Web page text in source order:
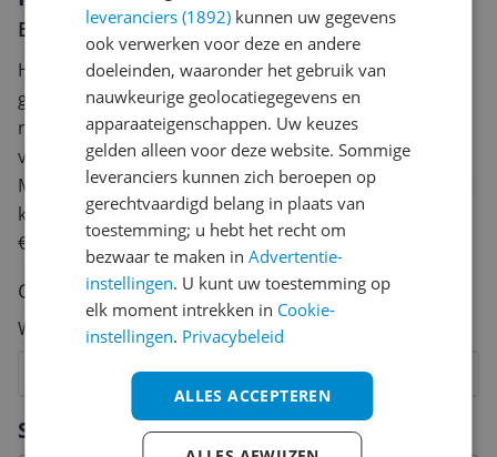
Specificaties
Er zijn nog geen reviews geschreven
Heb jij dit product in bezit en wil je graag je mening
geven? Start dan hieronder met het schrijven van je
review. Afhankelijk van de details duurt het schrijven
van een review gemiddeld tussen de 3 en 10 minuten.
Met jouw mening help je andere bezoekers een betere
keuze te maken én maak je iedere maand kans op
€250,-!
Klik hier voor de actievoorwaarden.
Cijfer
Welk cijfer geef jij dit product?
8
7
6
5
4
3
leveranciers (1892) kunnen uw gegevens
ook verwerken voor deze en andere
doeleinden, waaronder het gebruik van
nauwkeurige geolocatiegegevens en
apparaateigenschappen. Uw keuzes
gelden alleen voor deze website. Sommige
leveranciers kunnen zich beroepen op
gerechtvaardigd belang in plaats van
toestemming; u hebt het recht om
bezwaar te maken inAdvertentie-
instellingen. U kunt uw toestemming op
elk moment intrekken in Cookie-
instellingen. Privacybeleid
ALLES ACCEPTEREN